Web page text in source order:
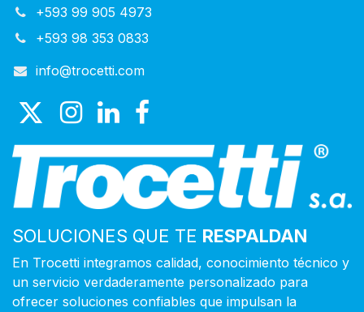
+593 99 905 4973
+593 98 353 0833
info@trocetti.com
SOLUCIONES QUE TE RESPALDAN
En Trocetti integramos calidad, conocimiento técnico y
un servicio verdaderamente personalizado para
ofrecer soluciones confiables que impulsan la